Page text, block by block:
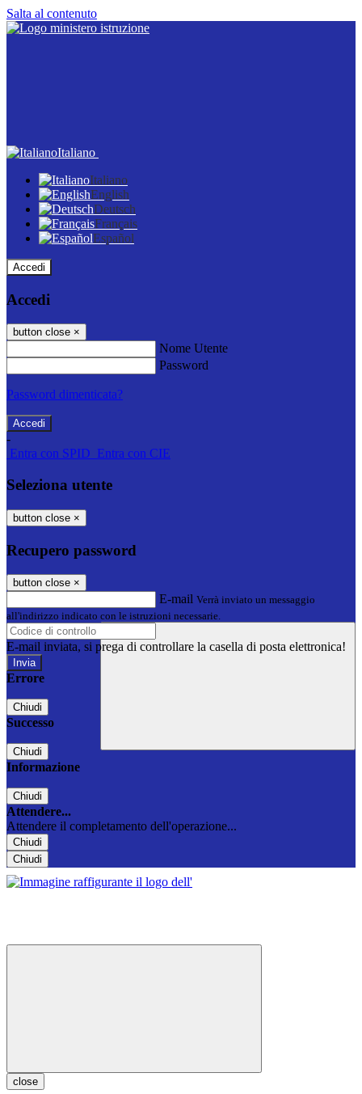
Salta al contenuto
Italiano
Italiano
English
Deutsch
Français
Español
Accedi
Accedi
button close ×
Nome Utente
Password
Password dimenticata?
-
Entra con SPID Entra con CIE
Seleziona utente
button close ×
Recupero password
button close ×
E-mail Verrà inviato un messaggio
all'indirizzo indicato con le istruzioni necessarie.
E-mail inviata, si prega di controllare la casella di posta elettronica!
Errore
Chiudi
Successo
Chiudi
Informazione
Chiudi
Attendere...
Attendere il completamento dell'operazione...
Chiudi
Chiudi
close